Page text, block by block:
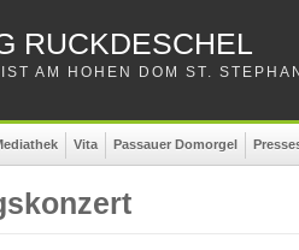
RUCKDESCHEL
AM HOHEN DOM ST.
Vita Passauer Domorgel